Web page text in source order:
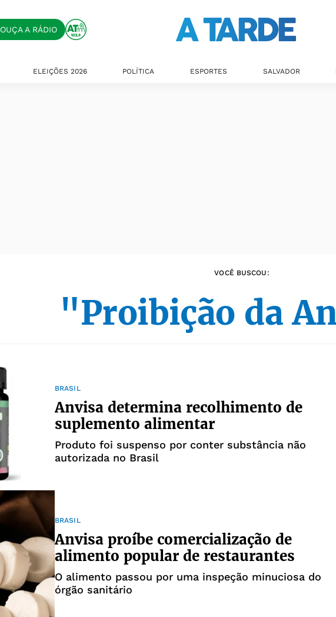
OUÇA A RÁDIO
ELEIÇÕES 2026 POLÍTICA ESPORTES SALVADOR
VOCÊ BUSCOU:
"Proibição da
BRASIL
Anvisa determina recolhimento de
suplemento alimentar
Produto foi suspenso por conter substância não
autorizada no Brasil
BRASIL
Anvisa proíbe comercialização de
alimento popular de restaurantes
O alimento passou por uma inspeção minuciosa do
órgão sanitário